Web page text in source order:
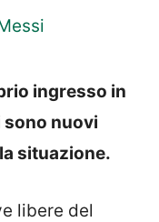
ingresso in
sono nuovi
situazione.
libere del